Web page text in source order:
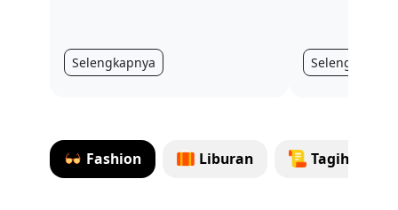
Selengkapnya Selengkapnya
Fashion Liburan Tagihan &